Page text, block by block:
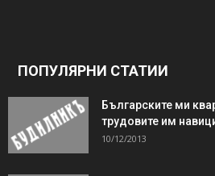
ПОПУЛЯРНИ СТАТИИ
Българските ми
трудовите им
10/12/2013